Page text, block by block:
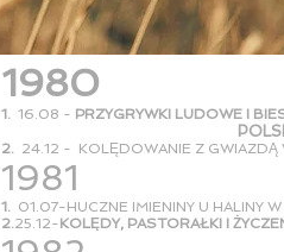
1980
1. 16.08 - PRZYGRYWKI LUDOWE I
2. 24.12 - KOLĘDOWANIE Z
1981
1. 01.07-HUCZNE IMIENINY U HALINY
2.25.12-KOLĘDY, PASTORAŁKI I